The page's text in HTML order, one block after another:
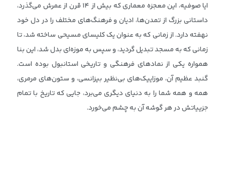
ایا صوفیه، این معجزه معماری که بیش از ۱۴ قرن از عمرش می‌گذرد،
داستانی بزرگ از تمدن‌ها، ادیان و فرهنگ‌های مختلف را در دل خود
نهفته دارد. از زمانی که به عنوان یک کلیسای مسیحی ساخته شد، تا
زمانی که به مسجد تبدیل گردید، و سپس به موزه‌ای بدل شد، این بنا
همواره یکی از نمادهای فرهنگی و تاریخی استانبول بوده است.
گنبد عظیم آن، موزاییک‌های بی‌نظیر بیزانسی، و ستون‌های مرمری،
همه و همه شما را به دنیای دیگری می‌برد، جایی که تاریخ با تمام
جزییاتش در هر گوشه آن به چشم می‌خورد.